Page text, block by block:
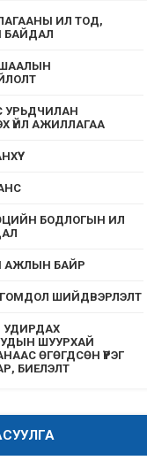
ИЛ ТОД,
БАЙДАЛ
УРЬДЧИЛАН
ҮЙЛ АЖИЛЛАГАА
БОДЛОГЫН ИЛ
АЖЛЫН БАЙР
ШИЙДВЭРЛЭЛТ
ШУУРХАЙ
ӨГӨГДСӨН ҮҮРЭГ
БИЕЛЭЛТ